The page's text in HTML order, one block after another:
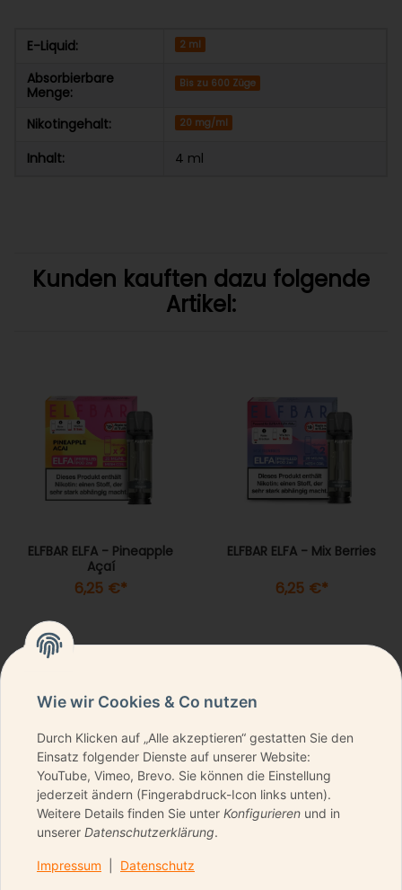
E-Liquid: 2 ml
Absorbierbare
Menge:
Bis zu 600 Züge
Nikotingehalt: 20 mg/ml
Inhalt: 4 ml
Kunden kauften dazu folgende
Artikel:
ELFBAR ELFA - Pineapple
Açaí
6,25 €*
ELFBAR ELFA - Mix Berries
6,25 €*
NEWSLETTER ABONNIEREN & KEINE DEALS
VERPASSEN
Wie wir Cookies & Co nutzen
Durch Klicken auf „Alle akzeptieren“ gestatten Sie den
Einsatz folgender Dienste auf unserer Website:
YouTube, Vimeo, Brevo. Sie können die Einstellung
jederzeit ändern (Fingerabdruck-Icon links unten).
Weitere Details finden Sie unter Konfigurieren und in
unserer Datenschutzerklärung.
Impressum Datenschutz